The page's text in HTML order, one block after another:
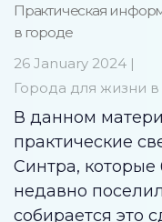
Практическая
в городе
26 January 2024 |
Города для жизни
В данном
практические
Синтра, которые
недавно
собирается это